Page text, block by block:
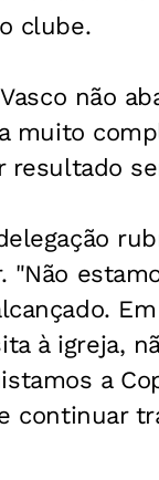
clube.
não
muito
"Não
à igreja,
a
continuar